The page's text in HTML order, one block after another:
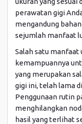
perawatan gigi
mengandung
sejumlah manfaat
Salah satu manfaat
kemampuannya
yang merupakan
gigi ini, telah lama
Penggunaan rutin
menghilangkan
hasil yang terlihat